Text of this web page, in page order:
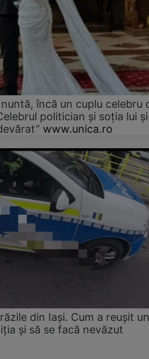
încă un cuplu celebru
politician și soția lui
www.unica.ro
din Iași. Cum a reușit un
și să se facă nevăzut